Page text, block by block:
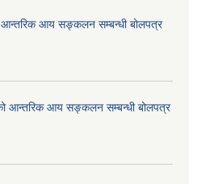
आन्तरिक आय सङ्कलन सम्बन्धी बोलपत्र
आन्तरिक आय सङ्कलन सम्बन्धी बोलपत्र